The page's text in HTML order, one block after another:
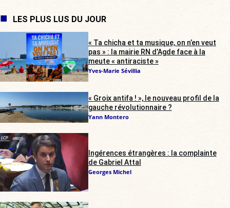
LES PLUS LUS DU JOUR
« Ta chicha et ta musique, on n’en veut
pas » : la mairie RN d’Agde face à la
meute « antiraciste »
Yves-Marie Sévillia
« Groix antifa ! », le nouveau profil de la
gauche révolutionnaire ?
Yann Montero
Ingérences étrangères : la complainte
de Gabriel Attal
Georges Michel